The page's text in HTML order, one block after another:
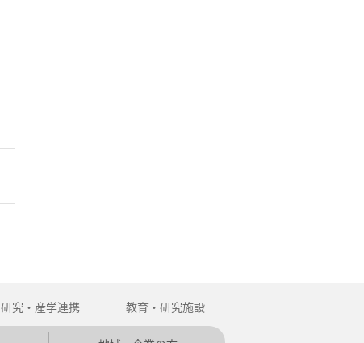
研究・産学連携 教育・研究施設